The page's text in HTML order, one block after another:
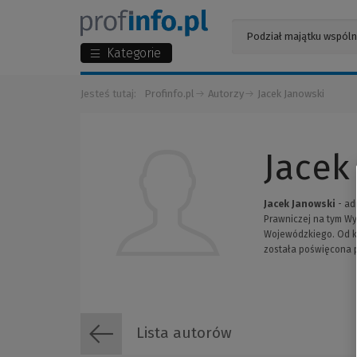
Kategorie
Jesteś tutaj: Profinfo.pl Autorzy Jacek Janowski
Jacek Janowski -
Prawniczej na tym
Wojewódzkiego. Od
została poświęcona
Lista autorów